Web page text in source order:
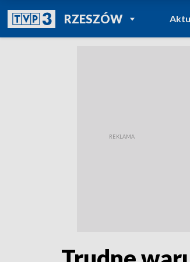
RZESZÓWPOWRÓT DO
TVP REGIONY